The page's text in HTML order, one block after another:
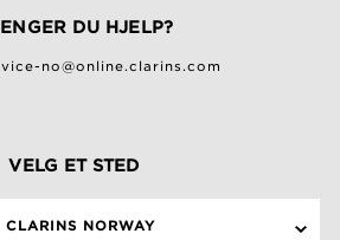
DU HJELP?
no@online.clarins.com
VELG ET STED
CLARINS NORWAY